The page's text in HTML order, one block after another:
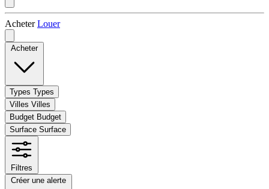
AcheterLouer
Acheter
Types Types
Villes Villes
Budget Budget
Surface Surface
Filtres
Créer une alerte